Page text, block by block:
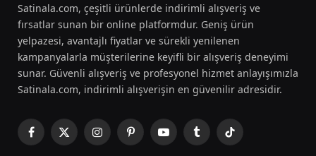
Satinala.com, çeşitli ürünlerde indirimli alışveriş ve
fırsatlar sunan bir online platformdur. Geniş ürün
yelpazesi, avantajlı fiyatlar ve sürekli yenilenen
kampanyalarla müşterilerine keyifli bir alışveriş deneyimi
sunar. Güvenli alışveriş ve profesyonel hizmet anlayışımızla
Satinala.com, indirimli alışverişin en güvenilir adresidir.
Facebook
X
InstagramPinterestYouTubeTumblrTikTok